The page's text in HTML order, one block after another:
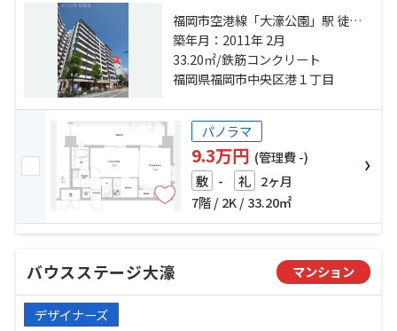
福岡市空港線「大濠公園」駅 徒歩8
分 福岡市空港線「赤坂」駅 徒歩9分
福岡市空港線「天神」駅 徒歩18分
築年月：2011年 2月
33.20㎡/鉄筋コンクリート
福岡県福岡市中央区港１丁目
パノラマ
9.3万円 (管理費 -)
敷 - 礼 2ヶ月
7階 / 2K / 33.20㎡
バウスステージ大濠 マンション
デザイナーズ